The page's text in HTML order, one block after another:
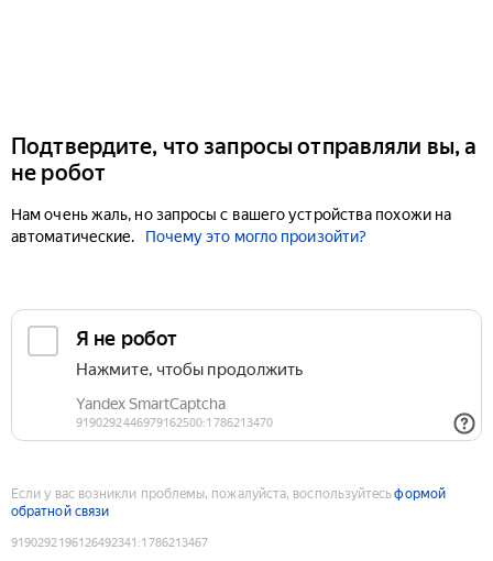
Подтвердите, что запросы отправляли вы, а
не робот
Нам очень жаль, но запросы с вашего устройства похожи на
автоматические.
Почему это могло произойти?
Если у вас возникли проблемы, пожалуйста, воспользуйтесьформой
обратной связи
9190292196126492341 :1786213467